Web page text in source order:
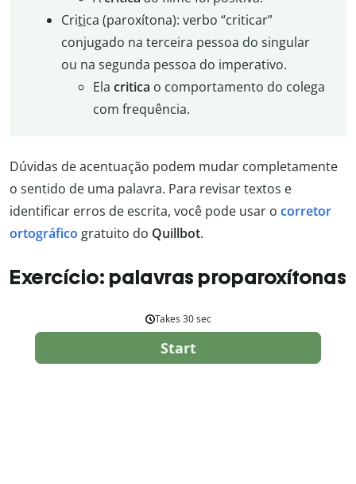
Critica (paroxítona): verbo “criticar”
conjugado na terceira pessoa do singular
ou na segunda pessoa do imperativo.
Ela critica o comportamento do colega
com frequência.
Dúvidas de acentuação podem mudar completamente
o sentido de uma palavra. Para revisar textos e
identificar erros de escrita, você pode usar o corretor
ortográfico gratuito do Quillbot.
Exercício: palavras proparoxítonas